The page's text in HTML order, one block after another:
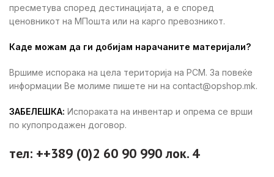
пресметува според дестинацијата, а е според
ценовникот на МПошта или на карго превозникот.
Каде можам да ги добијам нарачаните материјали?
Вршиме испорака на цела територија на РСМ. За повеќе
информации Ве молиме пишете ни на contact@opshop.mk.
ЗАБЕЛЕШКА: Испораката на инвентар и опрема се врши
по купопродажен договор.
тел: ++389 (0)2 60 90 990 лок. 4